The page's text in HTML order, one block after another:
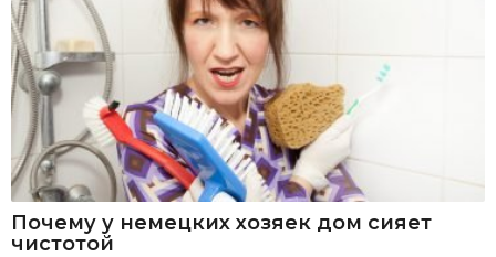
Почему у немецких хозяек дом сияет
чистотой